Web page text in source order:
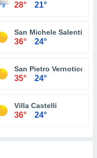
28° 21°
San Michele Salentino
36° 24°
San Pietro Vernotico
35° 24°
Villa Castelli
36° 24°